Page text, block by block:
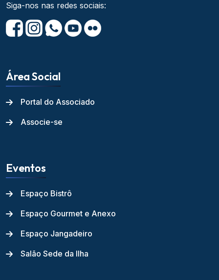
Siga-nos nas redes sociais:
Área Social
Portal do Associado
Associe-se
Eventos
Espaço Bistrô
Espaço Gourmet e Anexo
Espaço Jangadeiro
Salão Sede da Ilha